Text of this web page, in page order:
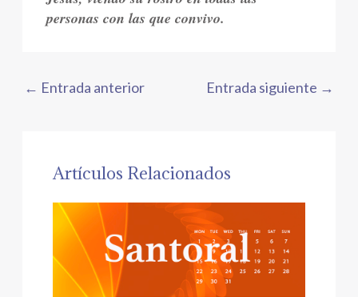
personas con las que convivo.
← Entrada anterior Entrada siguiente →
Artículos Relacionados